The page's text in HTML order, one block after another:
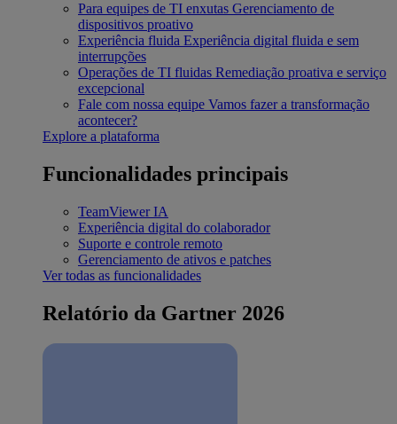
Para equipes de TI enxutas Gerenciamento de
dispositivos proativo
Experiência fluida Experiência digital fluida e sem
interrupções
Operações de TI fluidas Remediação proativa e serviço
excepcional
Fale com nossa equipe Vamos fazer a transformação
acontecer?
Explore a plataforma
Funcionalidades principais
TeamViewer IA
Experiência digital do colaborador
Suporte e controle remoto
Gerenciamento de ativos e patches
Ver todas as funcionalidades
Relatório da Gartner 2026